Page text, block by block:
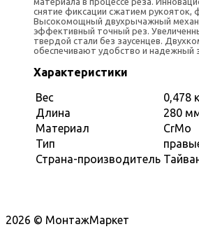
снятие фиксации сжатием рукояток,
Высокомощный двухрычажный
эффективный точный рез.
твердой стали без заусенцев.
обеспечивают удобство и надежный
Характеристики
Вес
0,478
Длина
280
Материал
CrMo
Тип
Страна-производитель
2026 © МонтажМаркет